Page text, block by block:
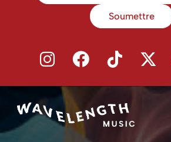
Soumettre